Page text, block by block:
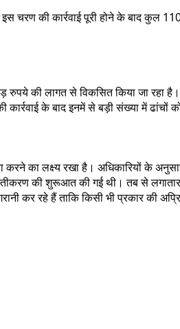
चरण की कार्रवाई पूरी होने के बाद कुल
रुपये की लागत से विकसित किया जा
के बाद इनमें से बड़ी संख्या में ढांचों
करने का लक्ष्य रखा है। अधिकारियों के
की शुरूआत की गई थी। तब से लगातार
कर रहे हैं ताकि किसी भी प्रकार की